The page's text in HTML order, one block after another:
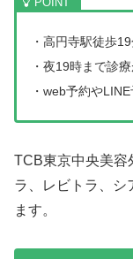
・高円寺駅徒歩
・夜19時まで診
・web予約や
TCB東京中央美容
ラ、レビトラ、シ
ます。